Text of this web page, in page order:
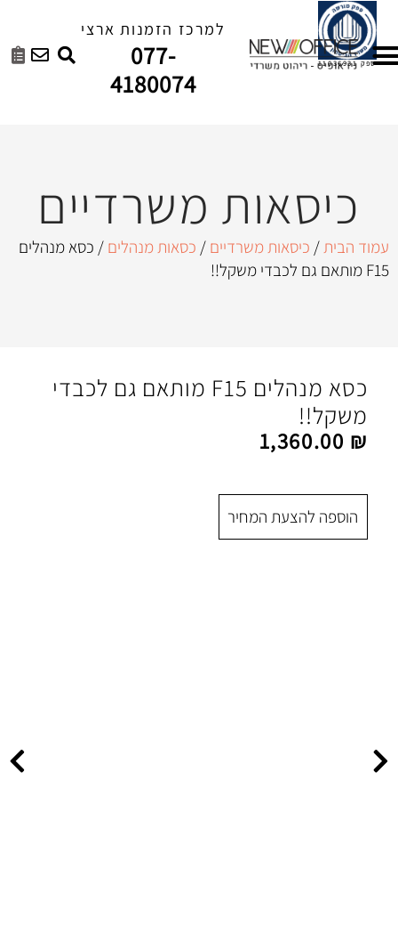
למרכז הזמנות ארצי
077-
משרדיים
משרדיים/כסאות מנהלים/ כסא מנהלים
כסא מנהלים F15 מותאם גם לכבדי
המחיר